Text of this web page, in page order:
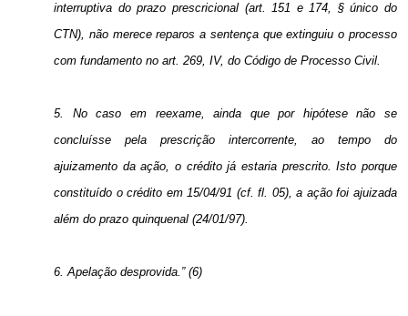
interruptiva do prazo prescricional (art. 151 e 174, § único do
CTN), não merece reparos a sentença que extinguiu o processo
com fundamento no art. 269, IV, do Código de Processo Civil.
5. No caso em reexame, ainda que por hipótese não se
concluísse pela prescrição intercorrente, ao tempo do
ajuizamento da ação, o crédito já estaria prescrito. Isto porque
constituído o crédito em 15/04/91 (cf. fl. 05), a ação foi ajuizada
além do prazo quinquenal (24/01/97).
6. Apelação desprovida.” (6)